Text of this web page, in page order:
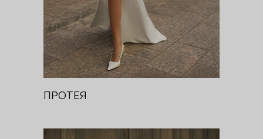
ПРОТЕЯ